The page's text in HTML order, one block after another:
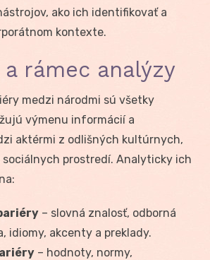
ako ich identifikovať a
kontexte.
rámec analýzy
medzi národmi sú všetky
výmenu informácií a
aktérmi z odlišných kultúrnych,
sociálnych prostredí. Analyticky ich
– slovná znalosť, odborná
idiomy, akcenty a preklady.
– hodnoty, normy,